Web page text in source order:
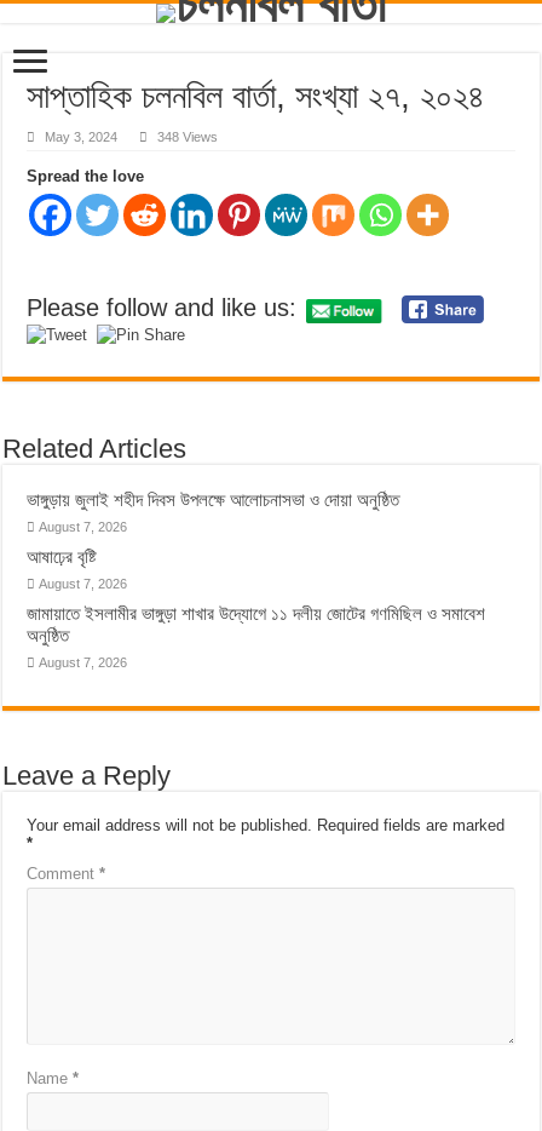
সাপ্তাহিক চলনবিল বার্তা, সংখ্যা ২৭, ২০২৪
May 3, 2024 348 Views
Spread the love
Please follow and like us:
Related Articles
ভাঙ্গুড়ায় জুলাই শহীদ দিবস উপলক্ষে আলোচনাসভা ও দোয়া অনুষ্ঠিত
August 7, 2026
আষাঢ়ের বৃষ্টি
August 7, 2026
জামায়াতে ইসলামীর ভাঙ্গুড়া শাখার উদ্যোগে ১১ দলীয় জোটের গণমিছিল ও সমাবেশ
অনুষ্ঠিত
August 7, 2026
Leave a Reply
Your email address will not be published.
Required fields are marked
*
Comment*
Name*